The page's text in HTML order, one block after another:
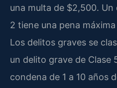
una multa de $2,500.
2 tiene una pena
Los delitos graves se
un delito grave de Clase
condena de 1 a 10 años